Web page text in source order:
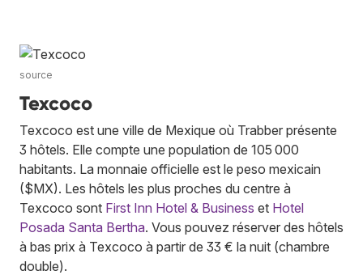
source
Texcoco
Texcoco est une ville de Mexique où Trabber présente
3 hôtels. Elle compte une population de 105 000
habitants. La monnaie officielle est le peso mexicain
($MX). Les hôtels les plus proches du centre à
Texcoco sont First Inn Hotel & Business et Hotel
Posada Santa Bertha. Vous pouvez réserver des hôtels
à bas prix à Texcoco à partir de 33 € la nuit (chambre
double).